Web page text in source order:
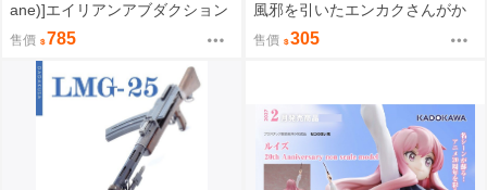
ane)]エイリアンアブダクション
2 (性轉)
售價 785
風邪を引いたエンカクさんがか
わいい (明日方舟)エンカク パフ
ューマー
售價 305